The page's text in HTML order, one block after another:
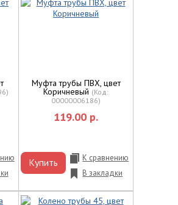
)
Муфта трубы ПВХ, цвет
Коричневый (Код:
00000006186)
119.00 р.
Купить
К сравнению
В закладки